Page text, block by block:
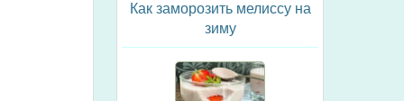
Как заморозить мелиссу на
зиму